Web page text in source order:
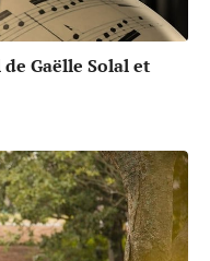
Gaëlle Solal et